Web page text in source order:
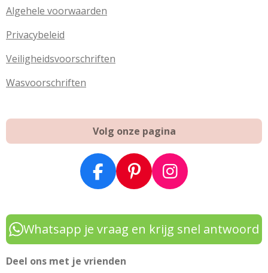
Algehele voorwaarden
Privacybeleid
Veiligheidsvoorschriften
Wasvoorschriften
Volg onze pagina
F
a
c
e
b
o
P
i
n
t
e
I
n
s
t
a
Whatsapp je vraag en krijg snel antwoord
Deel ons met je vrienden